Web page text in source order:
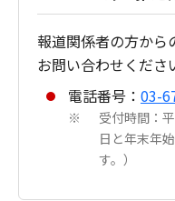
報道関係者の方から
お問い合わせくださ
電話番号： 03-
※
受付時間：
日と年末年
す。）